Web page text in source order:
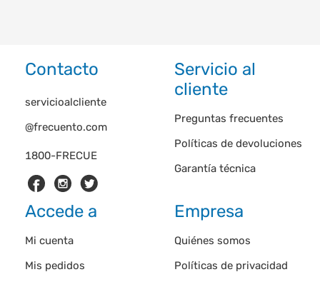
Contacto
1800-FRECUE
servicioalcliente
@frecuento.com
Servicio al
cliente
Preguntas frecuentes
Políticas de devoluciones
Garantía técnica
Accede a
Mi cuenta
Mis pedidos
Empresa
Quiénes somos
Políticas de privacidad